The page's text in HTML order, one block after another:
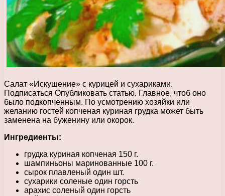
Салат «Искушение» с курицей и сухариками.
Подписаться Опубликовать статью. Главное, чтоб оно
было подкопченным. По усмотрению хозяйки или
желанию гостей копченая куриная грудка может быть
заменена на буженину или окорок.
Ингредиенты:
грудка куриная копченая 150 г.
шампиньоны маринованные 100 г.
сырок плавленый один шт.
сухарики соленые один горсть
арахис соленый один горсть